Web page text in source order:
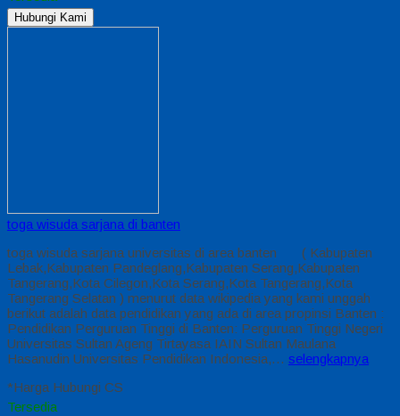
Hubungi Kami
toga wisuda sarjana di banten
toga wisuda sarjana universitas di area banten ( Kabupaten
Lebak,Kabupaten Pandeglang,Kabupaten Serang,Kabupaten
Tangerang,Kota Cilegon,Kota Serang,Kota Tangerang,Kota
Tangerang Selatan ) menurut data wikipedia yang kami unggah
berikut adalah data pendidikan yang ada di area propinsi Banten :
Pendidikan Perguruan Tinggi di Banten: Perguruan Tinggi Negeri
Universitas Sultan Ageng Tirtayasa IAIN Sultan Maulana
Hasanudin Universitas Pendidikan Indonesia,… selengkapnya
*Harga Hubungi CS
Tersedia